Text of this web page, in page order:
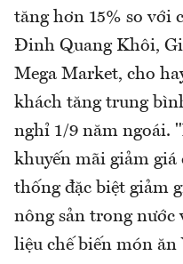
tăng hơn 15% so với
Đinh Quang Khôi,
Mega Market, cho
khách tăng trung
nghỉ 1/9 năm ngoái.
khuyến mãi giảm giá
thống đặc biệt giảm
nông sản trong nước
liệu chế biến món ăn